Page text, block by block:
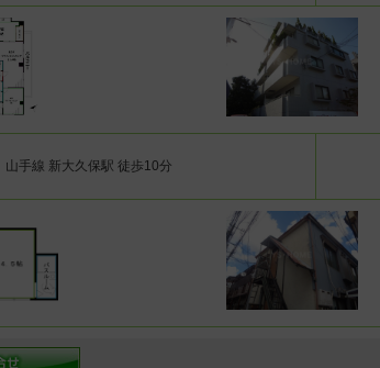
フリーレント
キッチン
バス・トイレ・洗面
バス・トイレ別
空調・光熱
オール電化
山手線 新大久保駅 徒歩10分